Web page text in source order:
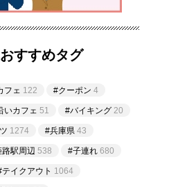
すすめタグ
フェ 122 #クーポン 4
いカフェ 51 #バイキング 20
1274 #兵庫県 43
路駅周辺 538 #子連れ 680
テイクアウト 1064